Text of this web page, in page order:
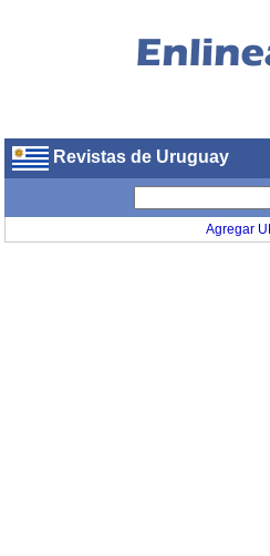
Revistas de Uruguay
Agregar